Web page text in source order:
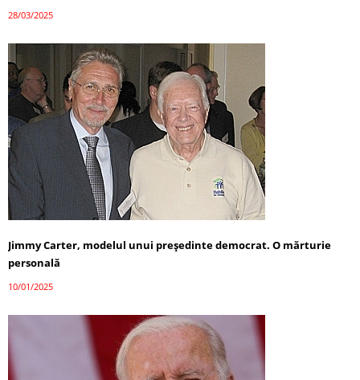
28/03/2025
Jimmy Carter, modelul unui președinte democrat. O mărturie
personală
10/01/2025